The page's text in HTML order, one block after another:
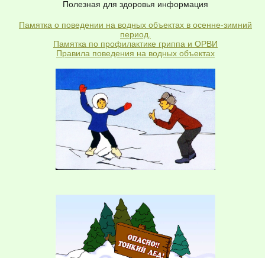
Полезная для здоровья информация
Памятка о поведении на водных объектах в осенне-зимний
период.
Памятка по профилактике гриппа и ОРВИ
Правила поведения на водных объектах